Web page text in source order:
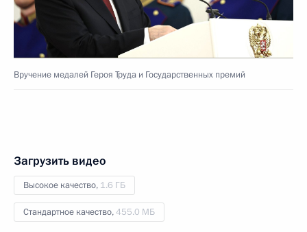
Вручение медалей Героя Труда и Государственных премий
Загрузить видео
Высокое качество, 1.6 ГБ
Стандартное качество,455.0 МБ